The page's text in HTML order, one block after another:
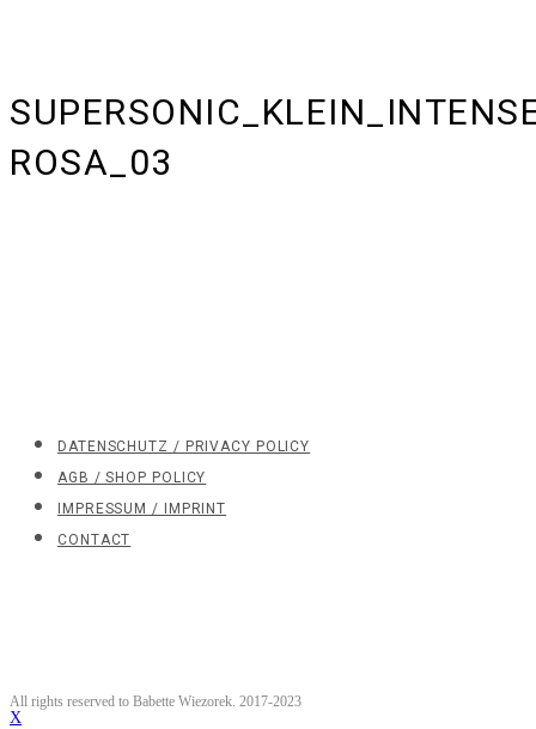
ROSA_03
DATENSCHUTZ / PRIVACY POLICY
AGB / SHOP POLICY
IMPRESSUM / IMPRINT
CONTACT
All rights reserved to Babette Wiezorek. 2017-2023
X